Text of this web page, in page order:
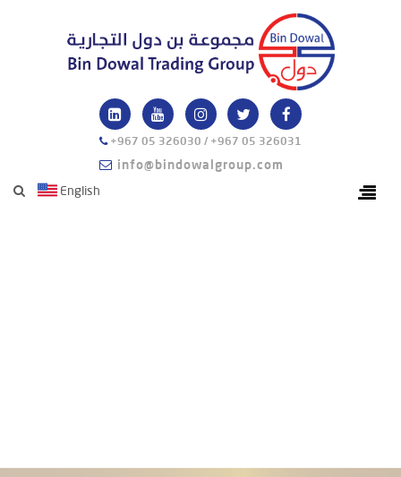
+967 05 326030 / +967 05 326031
info@bindowalgroup.com
English